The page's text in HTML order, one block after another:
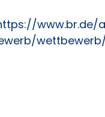
www.br.de/